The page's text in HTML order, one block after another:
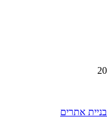
בניית אתרים